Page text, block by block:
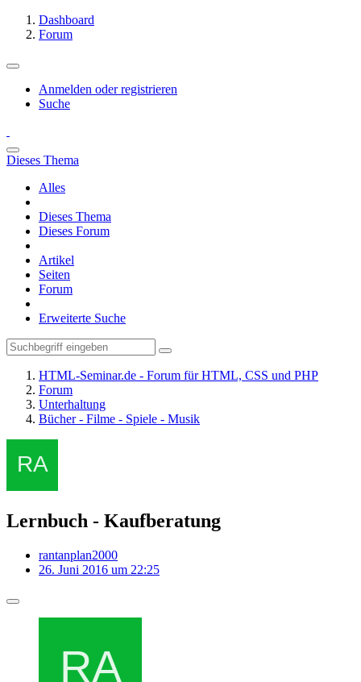
Dashboard
Forum
Anmelden oder registrieren
Suche
Dieses Thema
Alles
Dieses Thema
Dieses Forum
Artikel
Seiten
Forum
Erweiterte Suche
HTML-Seminar.de - Forum für HTML, CSS und PHP
Forum
Unterhaltung
Bücher - Filme - Spiele - Musik
Lernbuch - Kaufberatung
rantanplan2000
26. Juni 2016 um 22:25